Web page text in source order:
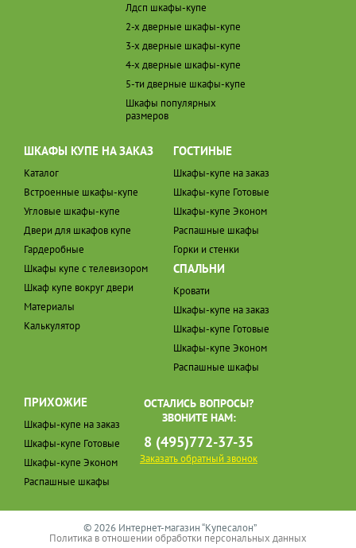
Лдсп шкафы-купе
2-х дверные шкафы-купе
3-х дверные шкафы-купе
4-х дверные шкафы-купе
5-ти дверные шкафы-купе
Шкафы популярных
размеров
ШКАФЫ КУПЕ НА ЗАКАЗ
Каталог
Встроенные шкафы-купе
Угловые шкафы-купе
Двери для шкафов купе
Гардеробные
Шкафы купе с телевизором
Шкаф купе вокруг двери
Материалы
Калькулятор
ГОСТИНЫЕ
Шкафы-купе на заказ
Шкафы-купе Готовые
Шкафы-купе Эконом
Распашные шкафы
Горки и стенки
СПАЛЬНИ
Кровати
Шкафы-купе на заказ
Шкафы-купе Готовые
Шкафы-купе Эконом
Распашные шкафы
ПРИХОЖИЕ
Шкафы-купе на заказ
Шкафы-купе Готовые
Шкафы-купе Эконом
Распашные шкафы
ОСТАЛИСЬ ВОПРОСЫ?
ЗВОНИТЕ НАМ:
8 (495)772-37-35
Заказать обратный звонок
© 2026 Интернет-магазин “Купесалон”
Политика в отношении обработки персональных данных